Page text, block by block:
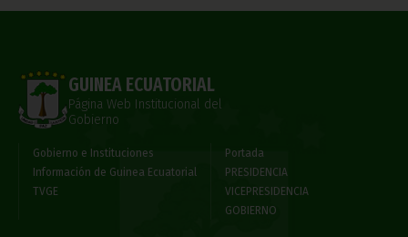
GUINEA ECUATORIAL
Página Web Institucional del
Gobierno
Gobierno e Instituciones
Información de Guinea Ecuatorial
TVGE
Portada
PRESIDENCIA
VICEPRESIDENCIA
GOBIERNO